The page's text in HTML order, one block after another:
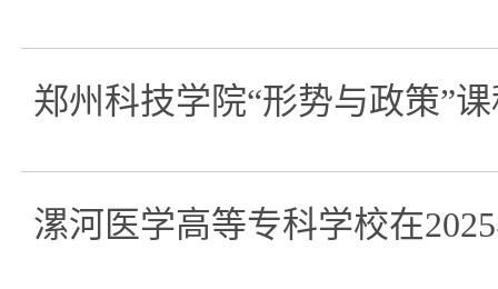
郑州科技学院“形势与政策”
漯河医学高等专科学校在